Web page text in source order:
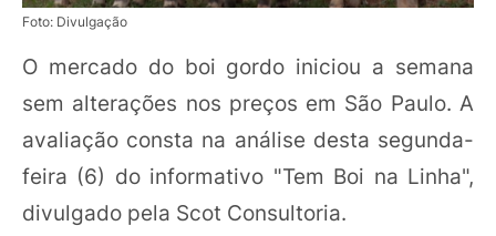
Foto: Divulgação
O mercado do boi gordo iniciou a semana
sem alterações nos preços em São Paulo. A
avaliação consta na análise desta segunda-
feira (6) do informativo "Tem Boi na Linha",
divulgado pela Scot Consultoria.